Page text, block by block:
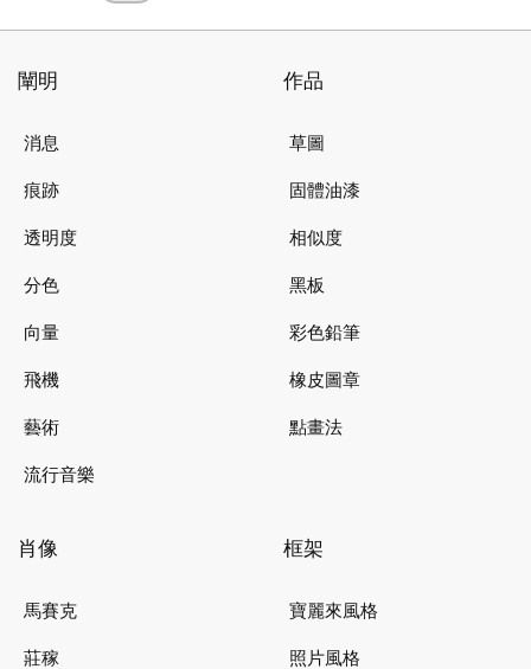
闡明
消息
痕跡
透明度
分色
向量
飛機
藝術
流行音樂
作品
草圖
固體油漆
相似度
黑板
彩色鉛筆
橡皮圖章
點畫法
肖像
馬賽克
莊稼
框架
寶麗來風格
照片風格